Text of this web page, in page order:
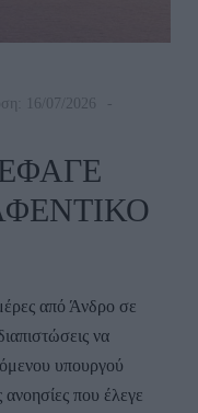
16/07/2026
από Άνδρο σε
να
υπουργού
ανοησίες που έλεγε